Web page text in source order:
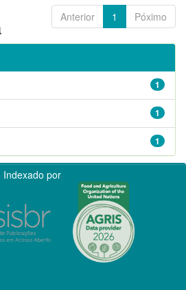
Anterior 1 Póximo
1
1
1
Indexado por